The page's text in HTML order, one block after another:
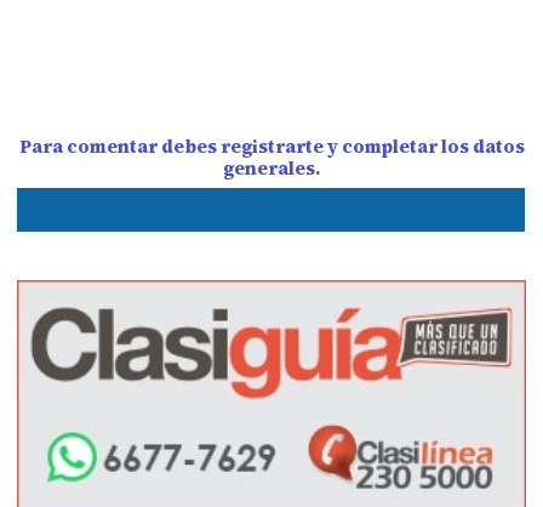
Para comentar debes registrarte y completar los datos
generales.